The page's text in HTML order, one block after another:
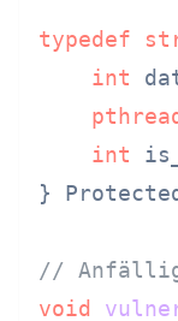
typedef
int
int
}
//
void